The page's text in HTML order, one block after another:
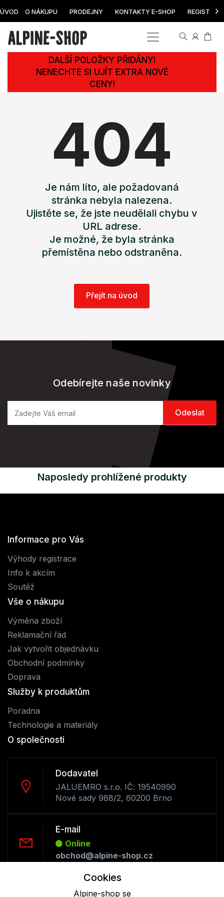
ÚVOD O NÁKUPU PRODEJNY KONTAKTY E-SHOP ›
DALŠÍ POLOŽKY PŘIDÁNY!
NENECHTE SI UJÍT EXTRA NOVÉ
CENY!
404
Je nám líto, ale požadovaná
stránka nebyla nalezena.
Ujistěte se, že jste neudělali chybu v
URL adrese.
Je možné, že byla stránka
přemístěna nebo odstraněna.
Přejít na úvod
Odebírejte naše novinky
Naposledy prohlížené produkty
Informace pro Vás
Výhody registrace
Info k akcím
Soutěž
Vše o nákupu
Výměna zboží
Reklamační řád
Jak vytvořit objednávku
Obchodní podmínky
Doprava
Služby k produktům
Poradna
Technologie a materiály
O společnosti
Dodavatel
JALUEMRO s.r.o. IČ: 19540990
Nové sady 988/2, 60200 Brno
E-mail
Online
obchod@alpine-shop.cz
Cookies
Alpine-shop se